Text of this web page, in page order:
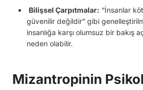
Bilişsel Çarpıtmalar: “İnsanlar
güvenilir değildir” gibi
insanlığa karşı olumsuz bir bakış
neden olabilir.
Mizantropinin